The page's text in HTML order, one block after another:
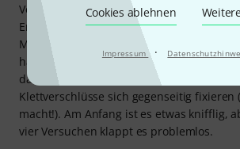
Cookies ablehnen
Impressum ·
Ventil und dem Mundstück, da das
Erfahrung nach weniger Einfluss auf die
Mundstücks hat. Sobald ich die richtige
habe, schneide ich die Bänder auf die
da genug für zwei Wicklungen vorhanden
Klettverschlüsse sich gegenseitig fixieren
macht!). Am Anfang ist es etwas knifflig,
vier Versuchen klappt es problemlos.